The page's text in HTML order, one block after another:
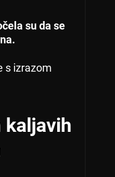
su da se
s izrazom
kaljavih